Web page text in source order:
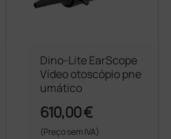
Dino-Lite EarScope
Vídeo otoscópio pne
umático
610,00 €
(Preço sem IVA)